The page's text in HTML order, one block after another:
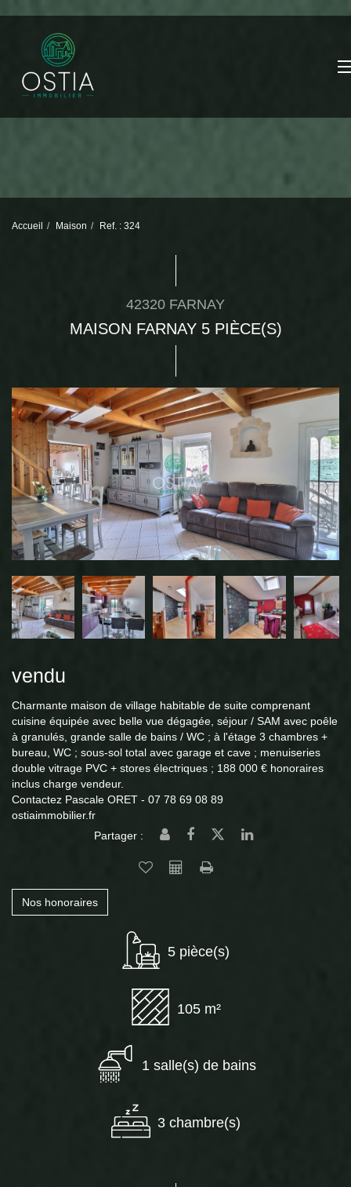
Accueil Maison Ref. : 324
42320 FARNAY
MAISON FARNAY 5 PIÈCE(S)
vendu
Charmante maison de village habitable de suite comprenant
cuisine équipée avec belle vue dégagée, séjour / SAM avec poêle
à granulés, grande salle de bains / WC ; à l'étage 3 chambres +
bureau, WC ; sous-sol total avec garage et cave ; menuiseries
double vitrage PVC + stores électriques ; 188 000 € honoraires
inclus charge vendeur.
Contactez Pascale ORET - 07 78 69 08 89
ostiaimmobilier.fr
Partager :
Nos honoraires
5 pièce(s)
105 m²
1 salle(s) de bains
3 chambre(s)